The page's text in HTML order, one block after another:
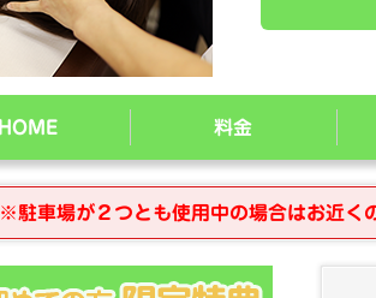
HOME 料金
※駐車場が２つとも使用中の場合はお近く